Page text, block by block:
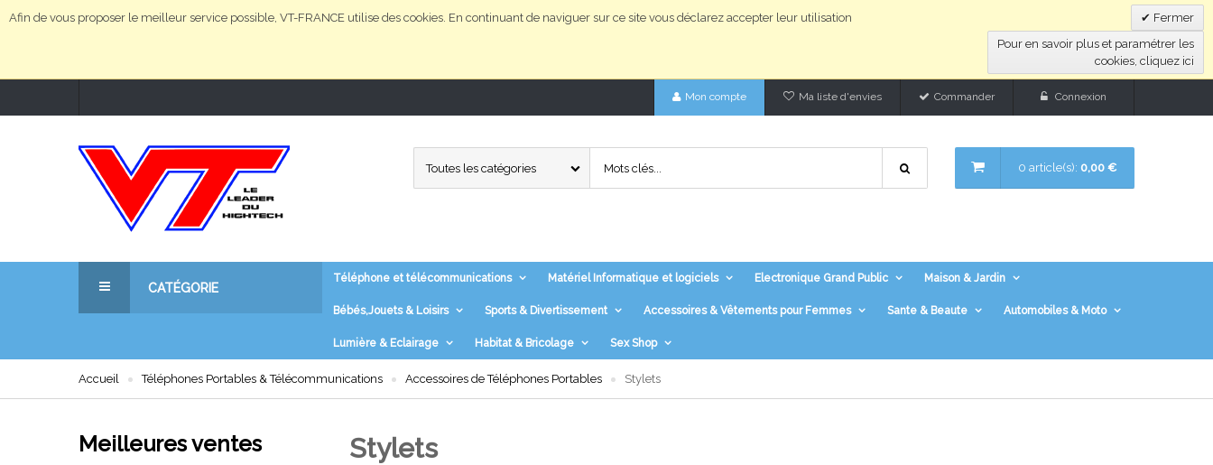
Afin de vous proposer le meilleur service possible, VT-FRANCE utilise des cookies. En continuant de naviguer sur ce site vous déclarez accepter leur utilisation
Fermer
Pour en savoir plus et paramétrer les
cookies, cliquez ici
Connexion
Mon compte Ma liste d'envies Commander
0 article(s): 0,00 €
Toutes les catégories
CATÉGORIE
Matériel Informatique et logiciels
Maison & Jardin
Téléphone et télécommunications Matériel Informatique et logiciels Electronique Grand Public Maison & Jardin
Bébés,Jouets & Loisirs Sports & Divertissement Accessoires & Vêtements pour Femmes Sante & Beaute Automobiles & Moto
Lumière & Eclairage Habitat & Bricolage Sex Shop
Accueil Téléphones Portables & Télécommunications Accessoires de Téléphones Portables Stylets
Meilleures ventes Stylets